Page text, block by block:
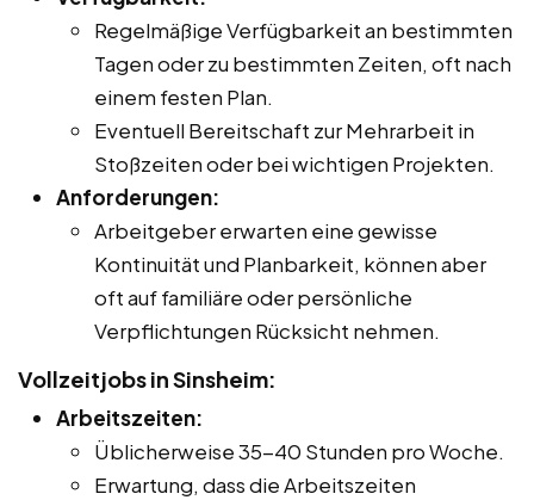
Regelmäßige Verfügbarkeit an bestimmten
Tagen oder zu bestimmten Zeiten, oft nach
einem festen Plan.
Eventuell Bereitschaft zur Mehrarbeit in
Stoßzeiten oder bei wichtigen Projekten.
Anforderungen:
Arbeitgeber erwarten eine gewisse
Kontinuität und Planbarkeit, können aber
oft auf familiäre oder persönliche
Verpflichtungen Rücksicht nehmen.
Vollzeitjobs in Sinsheim:
Arbeitszeiten:
Üblicherweise 35-40 Stunden pro Woche.
Erwartung, dass die Arbeitszeiten